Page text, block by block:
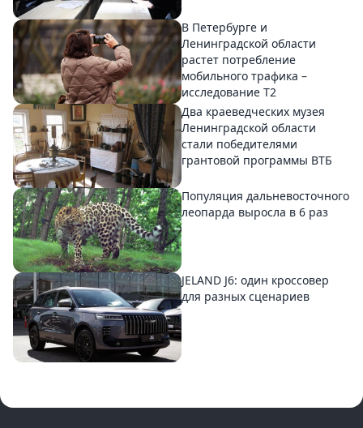
В Петербурге и
Ленинградской области
растет потребление
мобильного трафика –
исследование T2
Два краеведческих музея
Ленинградской области
стали победителями
грантовой программы ВТБ
Популяция дальневосточного
леопарда выросла в 6 раз
JELAND J6: один кроссовер
для разных сценариев